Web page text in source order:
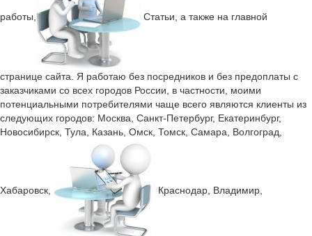
работы, Статьи, а также на главной
странице сайта. Я работаю без посредников и без предоплаты с
заказчиками со всех городов России, в частности, моими
потенциальными потребителями чаще всего являются клиенты из
следующих городов: Москва, Санкт-Петербург, Екатеринбург,
Новосибирск, Тула, Казань, Омск, Томск, Самара, Волгоград,
Хабаровск, Краснодар, Владимир,